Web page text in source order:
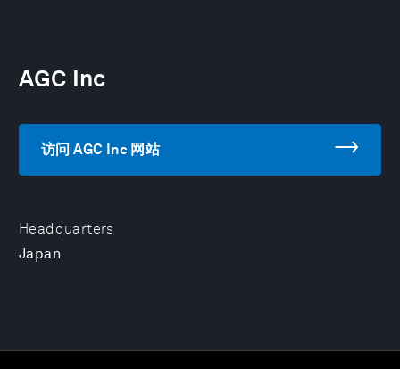
Headquarters
Japan
AGC Inc
访问 AGC Inc 网站